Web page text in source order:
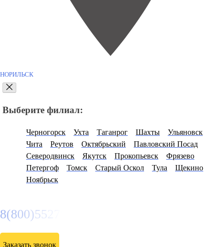
НОРИЛЬСК
Выберите филиал:
Черногорск Ухта Таганрог Шахты
Ульяновск
Чита
Реутов Октябрьский
Павловский Посад
Северодвинск
Якутск Прокопьевск
Фрязево
Петергоф
Томск Старый Оскол Тула
Щекино
Ноябрьск
8(800)5527584
Заказать звонок